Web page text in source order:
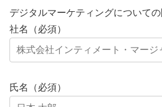
デジタルマーケティングについて
社名（必須）
氏名（必須）